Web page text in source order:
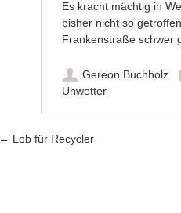
Es kracht mächtig in
bisher nicht so
Frankenstraße schwer
Gereon Buchholz
Unwetter
Artikel-Navigation
← Lob für Recycler